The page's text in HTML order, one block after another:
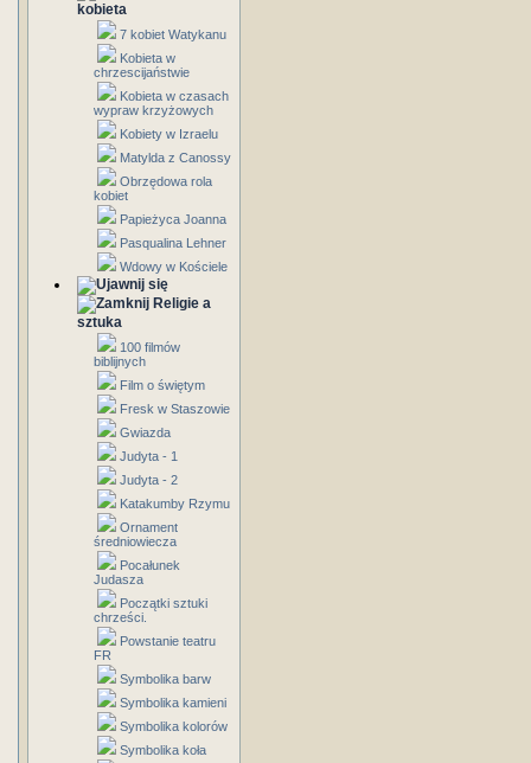
kobieta
7 kobiet Watykanu
Kobieta w
chrzescijaństwie
Kobieta w czasach
wypraw krzyżowych
Kobiety w Izraelu
Matylda z Canossy
Obrzędowa rola
kobiet
Papieżyca Joanna
Pasqualina Lehner
Wdowy w Kościele
Religie a
sztuka
100 filmów
biblijnych
Film o świętym
Fresk w Staszowie
Gwiazda
Judyta - 1
Judyta - 2
Katakumby Rzymu
Ornament
średniowiecza
Pocałunek
Judasza
Początki sztuki
chrześci.
Powstanie teatru
FR
Symbolika barw
Symbolika kamieni
Symbolika kolorów
Symbolika koła